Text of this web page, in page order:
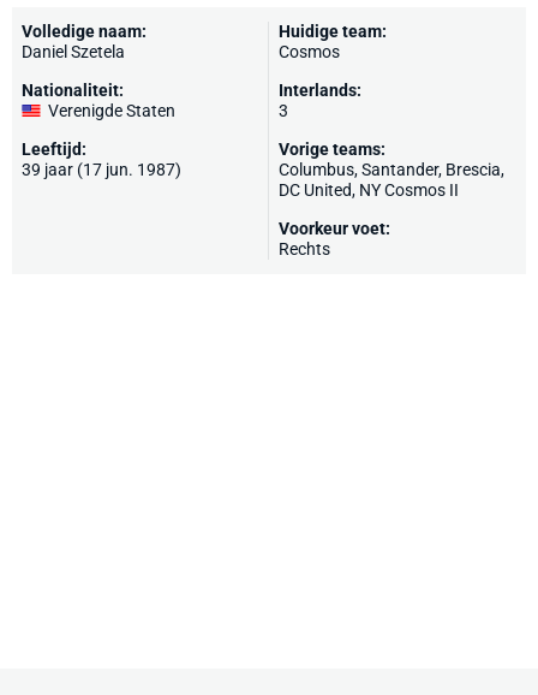
Volledige naam:
Daniel Szetela
Nationaliteit:
Verenigde Staten
Leeftijd:
39 jaar (17 jun. 1987)
Huidige team:
Cosmos
Interlands:
3
Vorige teams:
Columbus,Santander, Brescia,
DC United, NY Cosmos II
Voorkeur voet:
Rechts